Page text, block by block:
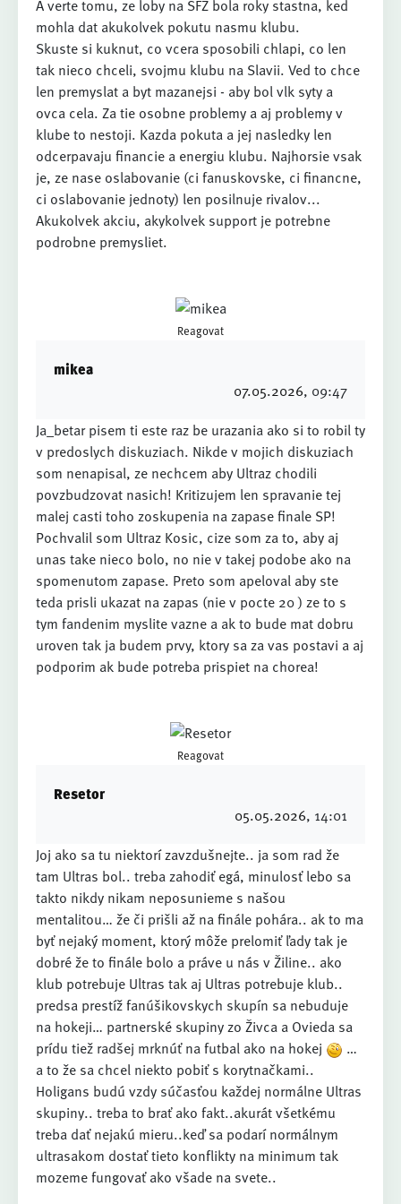
A verte tomu, ze loby na SFZ bola roky stastna, ked
mohla dat akukolvek pokutu nasmu klubu.
Skuste si kuknut, co vcera sposobili chlapi, co len
tak nieco chceli, svojmu klubu na Slavii. Ved to chce
len premyslat a byt mazanejsi - aby bol vlk syty a
ovca cela. Za tie osobne problemy a aj problemy v
klube to nestoji. Kazda pokuta a jej nasledky len
odcerpavaju financie a energiu klubu. Najhorsie vsak
je, ze nase oslabovanie (ci fanuskovske, ci financne,
ci oslabovanie jednoty) len posilnuje rivalov...
Akukolvek akciu, akykolvek support je potrebne
podrobne premysliet.
Reagovat
mikea
07.05.2026, 09:47
Ja_betar pisem ti este raz be urazania ako si to robil ty
v predoslych diskuziach. Nikde v mojich diskuziach
som nenapisal, ze nechcem aby Ultraz chodili
povzbudzovat nasich! Kritizujem len spravanie tej
malej casti toho zoskupenia na zapase finale SP!
Pochvalil som Ultraz Kosic, cize som za to, aby aj
unas take nieco bolo, no nie v takej podobe ako na
spomenutom zapase. Preto som apeloval aby ste
teda prisli ukazat na zapas (nie v pocte 20 ) ze to s
tym fandenim myslite vazne a ak to bude mat dobru
uroven tak ja budem prvy, ktory sa za vas postavi a aj
podporim ak bude potreba prispiet na chorea!
Reagovat
Resetor
05.05.2026, 14:01
Joj ako sa tu niektorí zavzdušnejte.. ja som rad že
tam Ultras bol.. treba zahodiť egá, minulosť lebo sa
takto nikdy nikam neposunieme s našou
mentalitou… že či prišli až na finále pohára.. ak to ma
byť nejaký moment, ktorý môže prelomiť ľady tak je
dobré že to finále bolo a práve u nás v Žiline.. ako
klub potrebuje Ultras tak aj Ultras potrebuje klub..
predsa prestíž fanúšikovskych skupín sa nebuduje
na hokeji… partnerské skupiny zo Živca a Ovieda sa
prídu tiež radšej mrknúť na futbal ako na hokej
…
a to že sa chcel niekto pobiť s korytnačkami..
Holigans budú vzdy súčasťou každej normálne Ultras
skupiny.. treba to brať ako fakt..akurát všetkému
treba dať nejakú mieru..keď sa podarí normálnym
ultrasakom dostať tieto konflikty na minimum tak
mozeme fungovať ako všade na svete..